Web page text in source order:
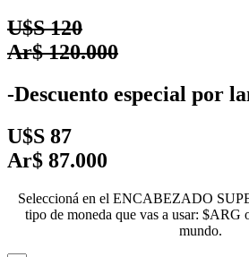
U$S 120
Ar$ 120.000
-Descuento especial por
U$S 87
Ar$ 87.000
Seleccioná en el ENCABEZADO
tipo de moneda que vas a usar: $ARG
mundo.